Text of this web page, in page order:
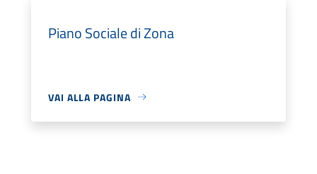
Piano Sociale di Zona
VAI ALLA PAGINA